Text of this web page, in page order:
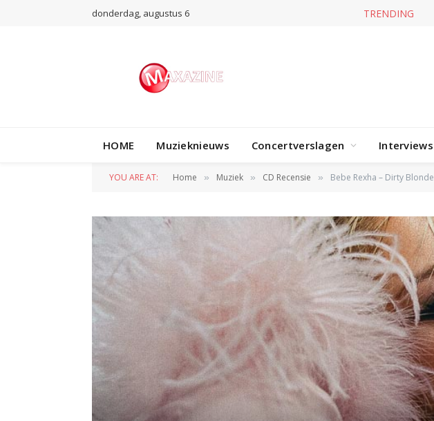
donderdag, augustus 6 TRENDING
HOME Muzieknieuws Concertverslagen Interviews
YOU ARE AT: Home » Muziek » CD Recensie » Bebe Rexha – Dirty Blonde